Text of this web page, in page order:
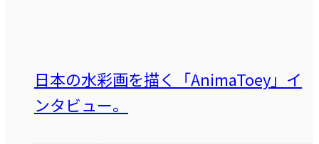
日本の水彩画を描く「AnimaToey」イ
ンタビュー。